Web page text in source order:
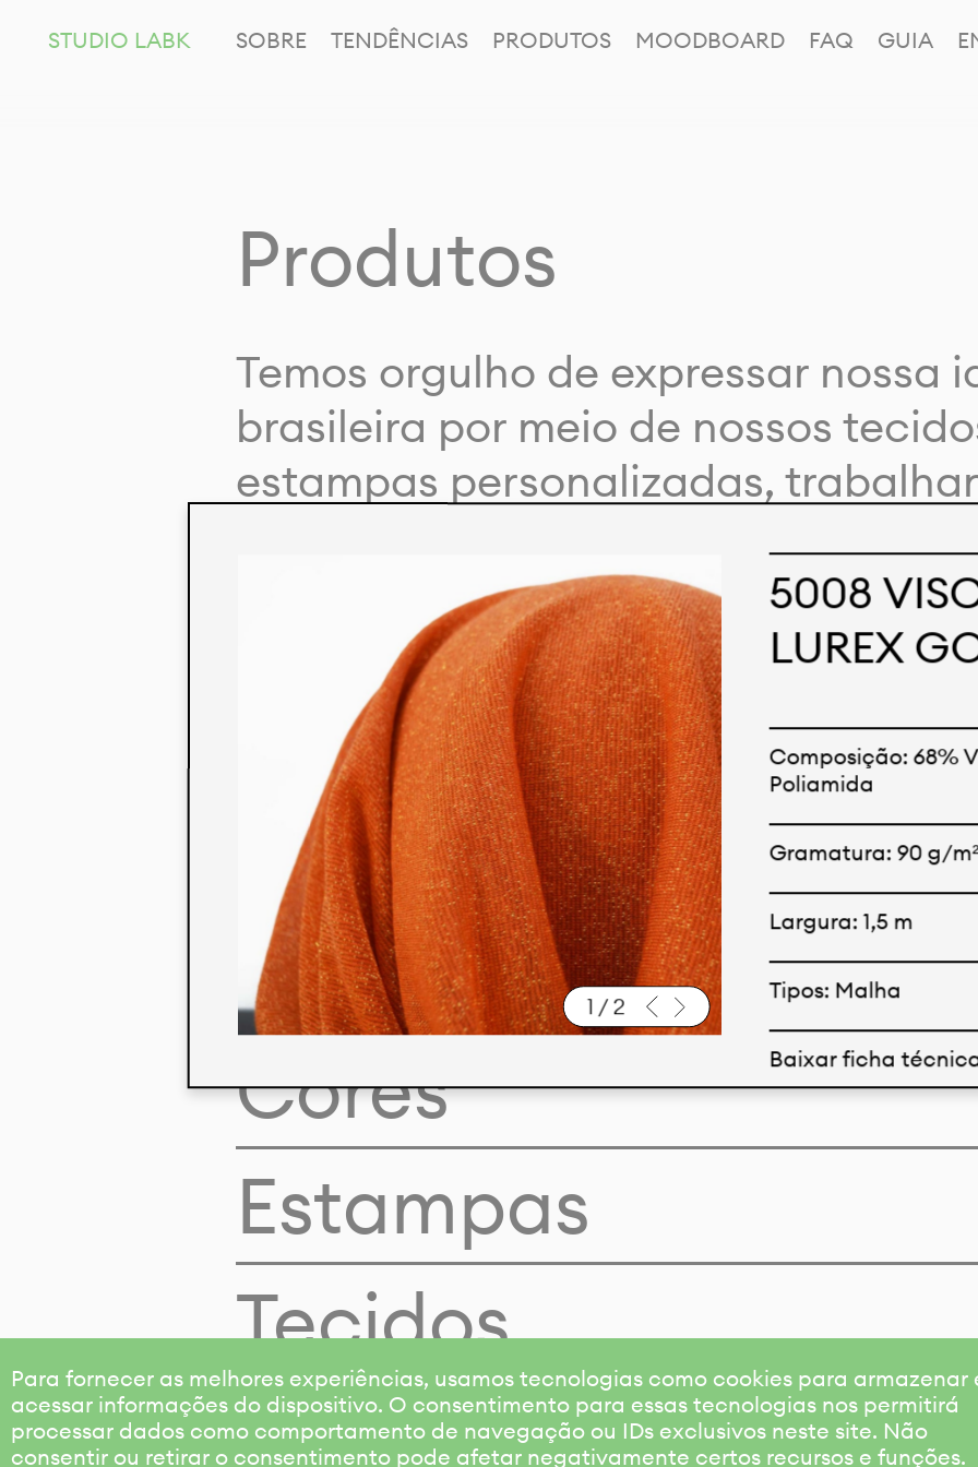
Para fornecer as melhores experiências, usamos tecnologias como cookies para armazenar
acessar informações do dispositivo. O consentimento para essas tecnologias nos permitirá
processar dados como comportamento de navegação ou IDs exclusivos neste site. Não
consentir ou retirar o consentimento pode afetar negativamente certos recursos e funções.
1 /2
5008
LUREX
Composição: 68%
Poliamida
Gramatura: 90 g/
Largura: 1,5 m
Tipos: Malha
Baixar ficha
STUDIO LABK SOBRE TENDÊNCIAS PRODUTOS MOODBOARD FAQ GUIA
Produtos
Temos orgulho de expressar nossa
brasileira por meio de nossos
estampas personalizadas,
aos seus conceitos e criações.
linha de produtos tem opções para
mercados. Oferecemos também
ecológicos e tecnológicos que
acabados em qualquer cor sólida
digital.
Cores
Estampas
Tecidos